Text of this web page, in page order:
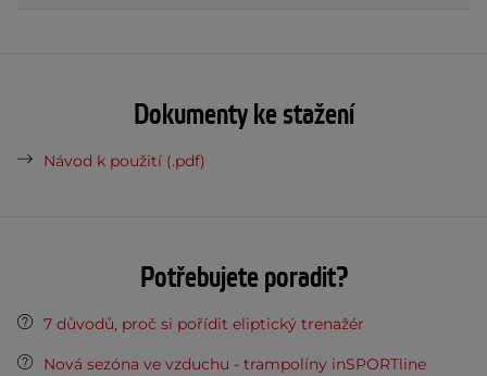
Dokumenty ke stažení
Návod k použití (.pdf)
Potřebujete poradit?
7 důvodů, proč si pořídit eliptický trenažér
Nová sezóna ve vzduchu - trampolíny inSPORTline